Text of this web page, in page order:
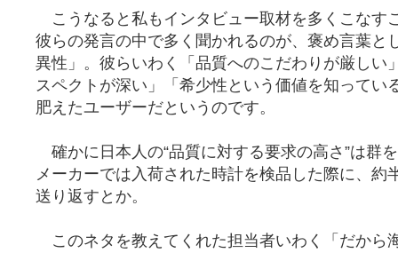
こうなると私もインタビュー取材を多くこなす
彼らの発言の中で多く聞かれるのが、褒め言葉と
異性」。彼らいわく「品質へのこだわりが厳しい
スペクトが深い」「希少性という価値を知って
肥えたユーザーだというのです。
確かに日本人の“品質に対する要求の高さ”は群
メーカーでは入荷された時計を検品した際に、約
送り返すとか。
このネタを教えてくれた担当者いわく「だから